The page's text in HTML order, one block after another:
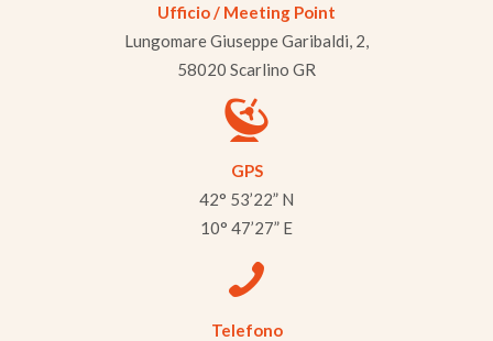
Ufficio / Meeting Point
Lungomare Giuseppe Garibaldi, 2,
58020 Scarlino GR
GPS
42° 53’22” N
10° 47’27” E
Telefono